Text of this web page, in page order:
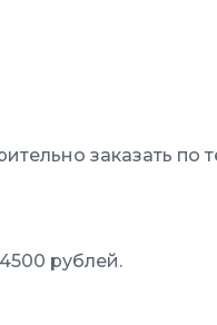
заказать по
рублей.